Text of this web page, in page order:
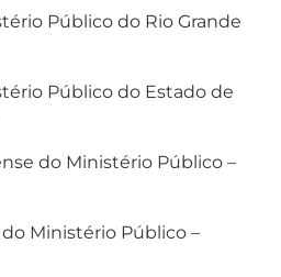
Público do Rio Grande
Público do Estado de
do Ministério Público –
Ministério Público –